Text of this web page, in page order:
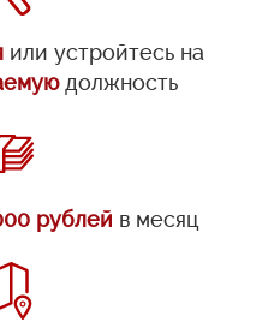
или устройтесь на
должность
рублей в месяц